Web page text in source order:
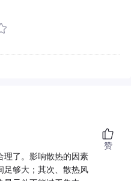
理了。影响散热的因素
足够大；其次、散热风
赞